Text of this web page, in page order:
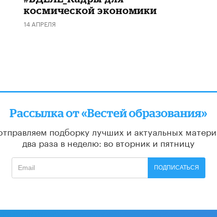
космической экономики
14 АПРЕЛЯ
Рассылка от «Вестей образования»
подборку лучших и актуальных
два раза в неделю: во вторник и пятницу
ПОДПИСАТЬСЯ